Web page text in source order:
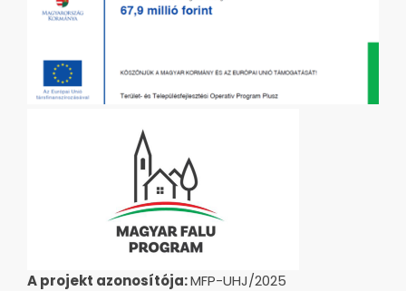
A projekt azonosítója:MFP-UHJ/2025